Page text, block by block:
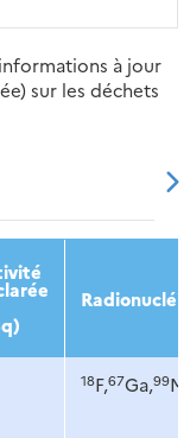
à jour
sur les déchets
2016
18F,67Ga,99